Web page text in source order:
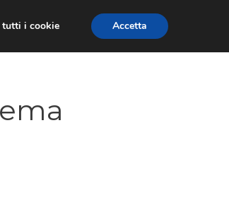
CONCORSI DESIGN
tutti i cookie
Accetta